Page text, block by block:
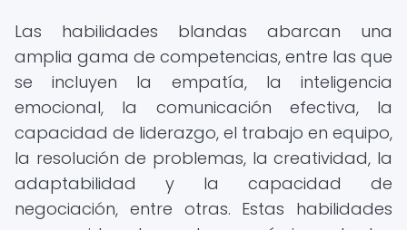
Las habilidades blandas abarcan una
amplia gama de competencias, entre las que
se incluyen la empatía, la inteligencia
emocional, la comunicación efectiva, la
capacidad de liderazgo, el trabajo en equipo,
la resolución de problemas, la creatividad, la
adaptabilidad y la capacidad de
negociación, entre otras. Estas habilidades